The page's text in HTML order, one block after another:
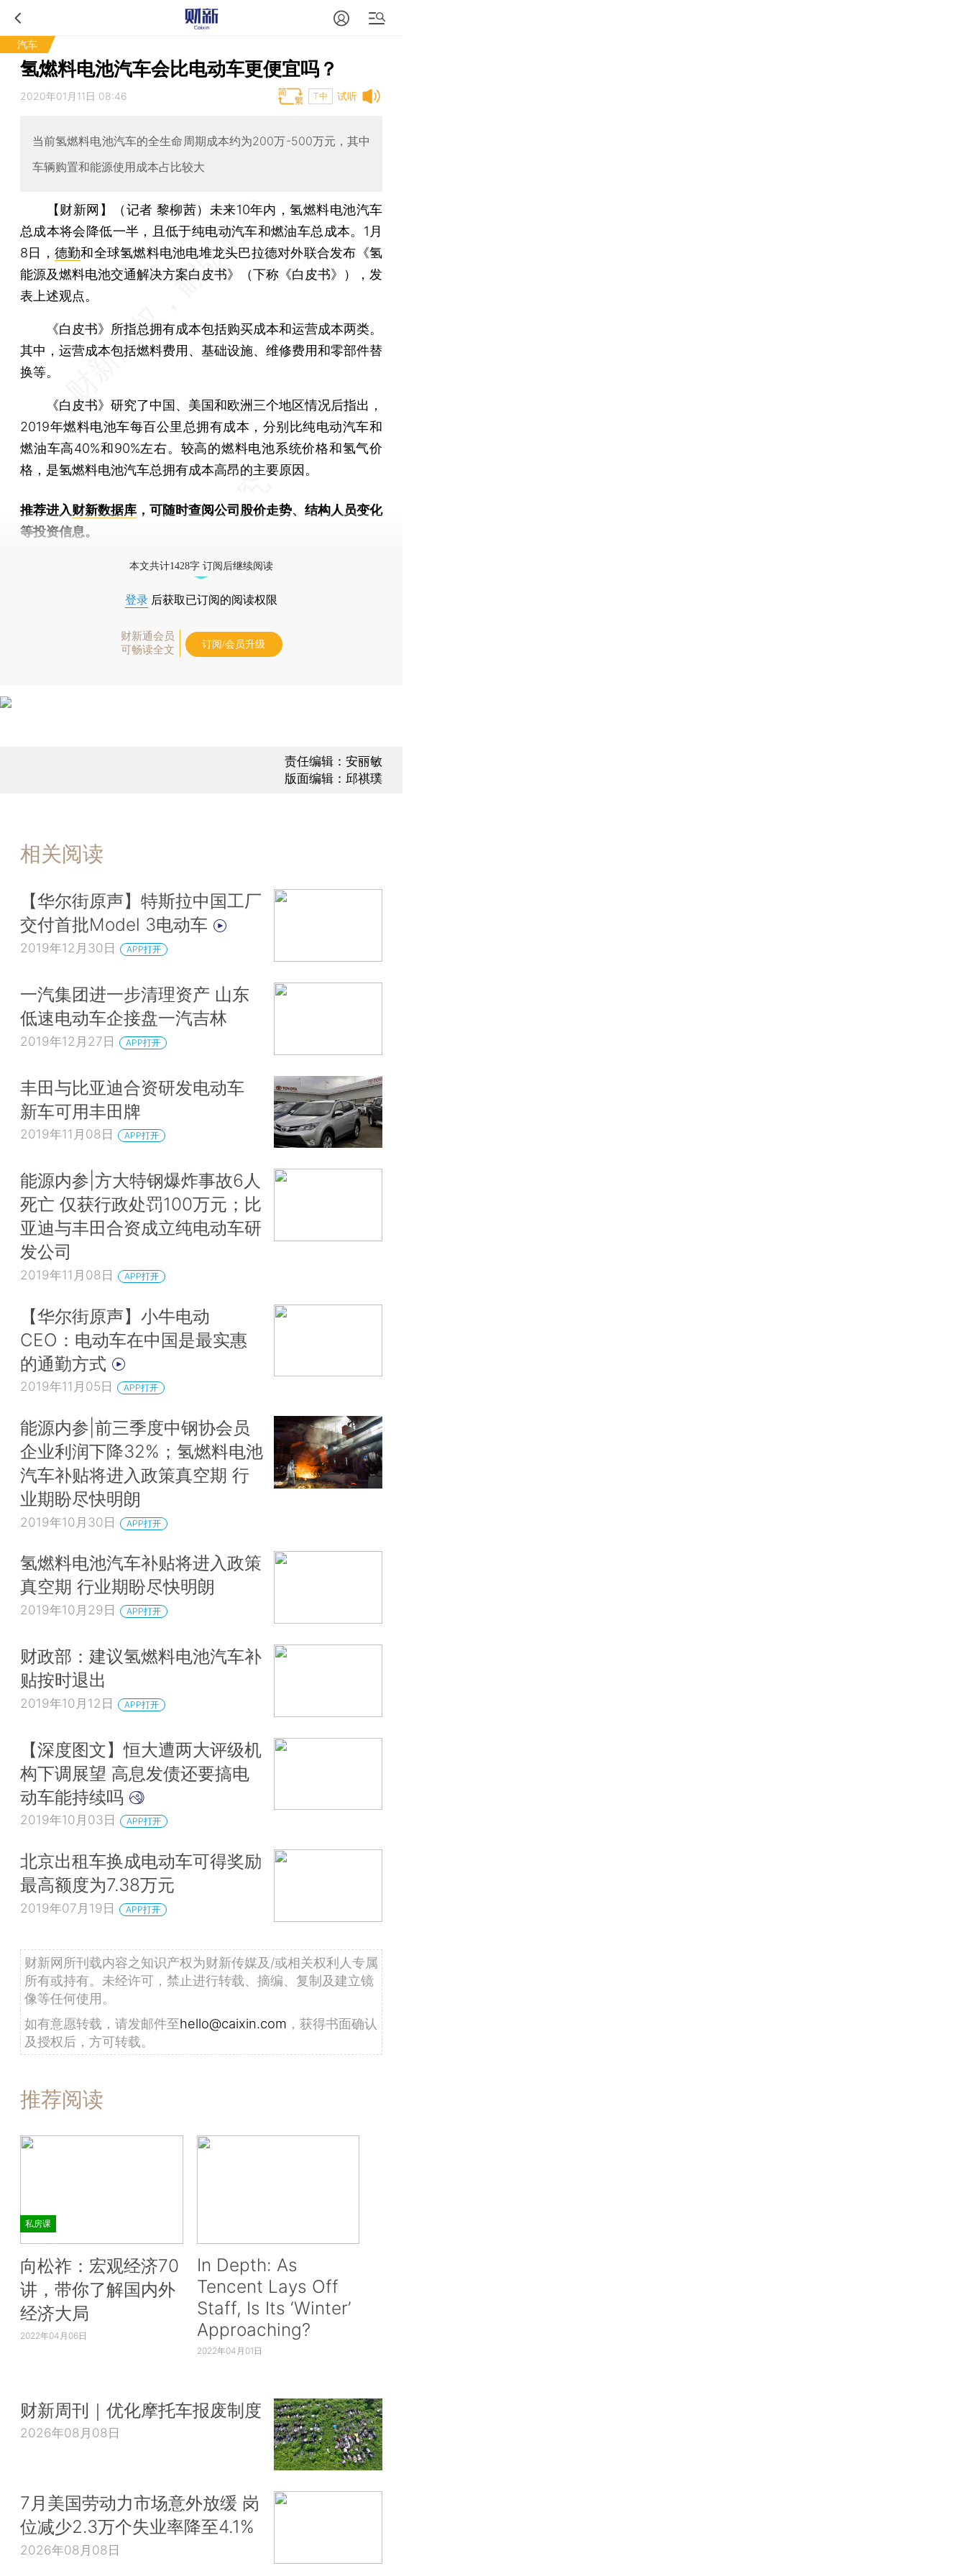
汽车
氢燃料电池汽车会比电动车更便宜吗？
试听
2020年01月11日 08:46 T中
当前氢燃料电池汽车的全生命周期成本约为200万-500万元，其中
车辆购置和能源使用成本占比较大
【财新网】（记者 黎柳茜） 未来10年内，氢燃料电池汽车
总成本将会降低一半，且低于纯电动汽车和燃油车总成本。1月
8日， 德勤和全球氢燃料电池电堆龙头巴拉德对外联合发布《氢
能源及燃料电池交通解决方案白皮书》（下称《白皮书》），发
表上述观点。
《白皮书》所指总拥有成本包括购买成本和运营成本两类。
其中，运营成本包括燃料费用、基础设施、维修费用和零部件替
换等。
《白皮书》研究了中国、美国和欧洲三个地区情况后指出，
2019年燃料电池车每百公里总拥有成本，分别比纯电动汽车和
燃油车高40%和90%左右。较高的燃料电池系统价格和氢气价
格，是氢燃料电池汽车总拥有成本高昂的主要原因。
推荐进入财新数据库 ，可随时查阅公司股价走势、结构人员变化
等投资信息。
本文共计1428字 订阅后继续阅读
登录 后获取已订阅的阅读权限
财新通会员
可畅读全文
订阅/会员升级
责任编辑：安丽敏
版面编辑：邱祺璞
相关阅读
【华尔街原声】特斯拉中国工厂
交付首批Model 3电动车
2019年12月30日 APP打开
一汽集团进一步清理资产 山东
低速电动车企接盘一汽吉林
2019年12月27日 APP打开
丰田与比亚迪合资研发电动车
新车可用丰田牌
2019年11月08日 APP打开
能源内参|方大特钢爆炸事故6人
死亡 仅获行政处罚100万元；比
亚迪与丰田合资成立纯电动车研
发公司
2019年11月08日 APP打开
【华尔街原声】小牛电动
CEO：电动车在中国是最实惠
的通勤方式
2019年11月05日 APP打开
能源内参|前三季度中钢协会员
企业利润下降32%；氢燃料电池
汽车补贴将进入政策真空期 行
业期盼尽快明朗
2019年10月30日 APP打开
氢燃料电池汽车补贴将进入政策
真空期 行业期盼尽快明朗
2019年10月29日 APP打开
财政部：建议氢燃料电池汽车补
贴按时退出
2019年10月12日 APP打开
【深度图文】恒大遭两大评级机
构下调展望 高息发债还要搞电
动车能持续吗
2019年10月03日 APP打开
北京出租车换成电动车可得奖励
最高额度为7.38万元
2019年07月19日 APP打开
财新网所刊载内容之知识产权为财新传媒及/或相关权利人专属
所有或持有。未经许可，禁止进行转载、摘编、复制及建立镜
像等任何使用。
如有意愿转载，请发邮件至hello@caixin.com ，获得书面确认
及授权后，方可转载。
推荐阅读
私房课
向松祚：宏观经济70
讲，带你了解国内外
经济大局
2022年04月06日
In Depth: As
Tencent Lays Off
Staff, Is Its ‘Winter’
Approaching?
2022年04月01日
财新周刊｜优化摩托车报废制度
2026年08月08日
7月美国劳动力市场意外放缓 岗
位减少2.3万个失业率降至4.1%
2026年08月08日